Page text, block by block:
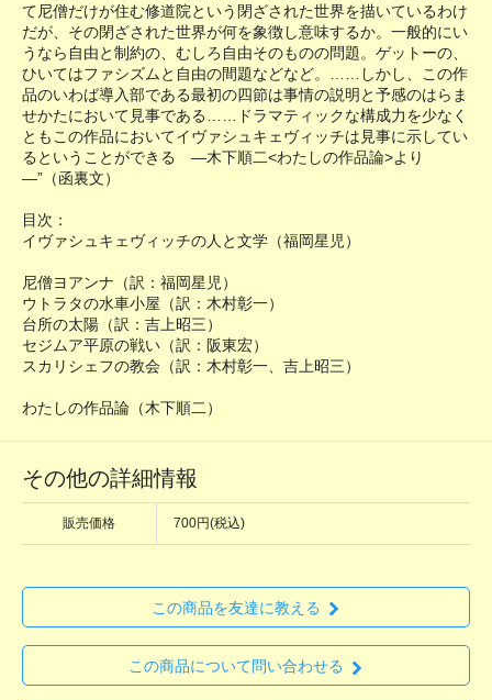
て尼僧だけが住む修道院という閉ざされた世界を描いているわけ
だが、その閉ざされた世界が何を象徴し意味するか。一般的にい
うなら自由と制約の、むしろ自由そのものの問題。ゲットーの、
ひいてはファシズムと自由の間題などなど。……しかし、この作
品のいわば導入部である最初の四節は事情の説明と予感のはらま
せかたにおいて見事である……ドラマティックな構成力を少なく
ともこの作品においてイヴァシュキェヴィッチは見事に示してい
るということができる ―木下順二<わたしの作品論>より
―”（函裏文）
目次：
イヴァシュキェヴィッチの人と文学（福岡星児）
尼僧ヨアンナ（訳：福岡星児）
ウトラタの水車小屋（訳：木村彰一）
台所の太陽（訳：吉上昭三）
セジムア平原の戦い（訳：阪東宏）
スカリシェフの教会（訳：木村彰一、吉上昭三）
わたしの作品論（木下順二）
その他の詳細情報
販売価格 700円(税込)
この商品を友達に教える
この商品について問い合わせる